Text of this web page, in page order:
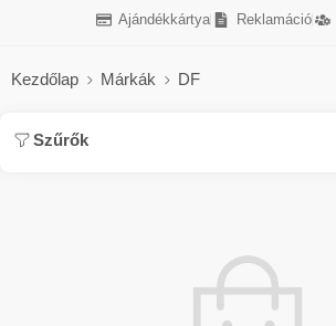
Ajándékkártya Reklamáció
Kezdőlap Márkák DF
Szűrők